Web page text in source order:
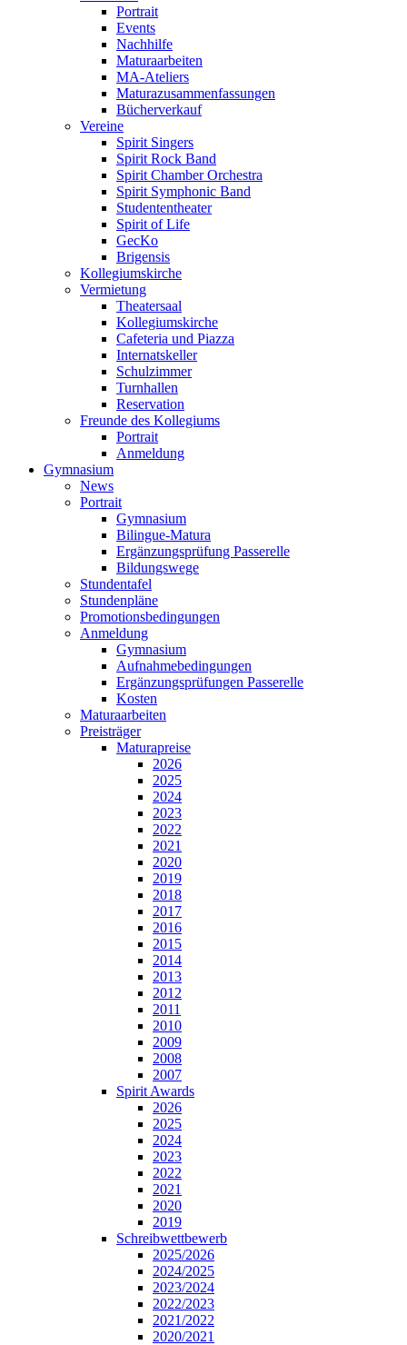
Portrait
Events
Nachhilfe
Maturaarbeiten
MA-Ateliers
Maturazusammenfassungen
Bücherverkauf
Vereine
Spirit Singers
Spirit Rock Band
Spirit Chamber Orchestra
Spirit Symphonic Band
Studententheater
Spirit of Life
GecKo
Brigensis
Kollegiumskirche
Vermietung
Theatersaal
Kollegiumskirche
Cafeteria und Piazza
Internatskeller
Schulzimmer
Turnhallen
Reservation
Freunde des Kollegiums
Portrait
Anmeldung
Gymnasium
News
Portrait
Gymnasium
Bilingue-Matura
Ergänzungsprüfung Passerelle
Bildungswege
Stundentafel
Stundenpläne
Promotionsbedingungen
Anmeldung
Gymnasium
Aufnahmebedingungen
Ergänzungsprüfungen Passerelle
Kosten
Maturaarbeiten
Preisträger
Maturapreise
2026
2025
2024
2023
2022
2021
2020
2019
2018
2017
2016
2015
2014
2013
2012
2011
2010
2009
2008
2007
Spirit Awards
2026
2025
2024
2023
2022
2021
2020
2019
Schreibwettbewerb
2025/2026
2024/2025
2023/2024
2022/2023
2021/2022
2020/2021